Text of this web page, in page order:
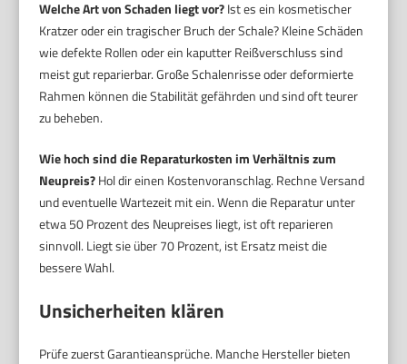
Welche Art von Schaden liegt vor?Ist es ein kosmetischer
Kratzer oder ein tragischer Bruch der Schale? Kleine Schäden
wie defekte Rollen oder ein kaputter Reißverschluss sind
meist gut reparierbar. Große Schalenrisse oder deformierte
Rahmen können die Stabilität gefährden und sind oft teurer
zu beheben.
Wie hoch sind die Reparaturkosten im Verhältnis zum
Neupreis?Hol dir einen Kostenvoranschlag. Rechne Versand
und eventuelle Wartezeit mit ein. Wenn die Reparatur unter
etwa 50 Prozent des Neupreises liegt, ist oft reparieren
sinnvoll. Liegt sie über 70 Prozent, ist Ersatz meist die
bessere Wahl.
Unsicherheiten klären
Prüfe zuerst Garantieansprüche. Manche Hersteller bieten